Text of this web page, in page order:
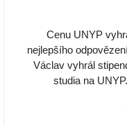
Cenu UNYP
nejlepšího
Václav vyhrál
studia na